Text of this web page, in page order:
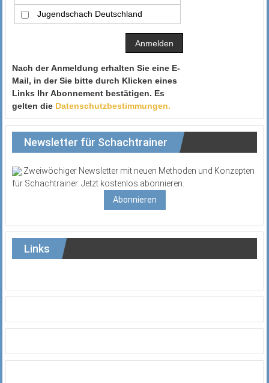
Jugendschach Deutschland
Nach der Anmeldung erhalten Sie eine E-
Mail, in der Sie bitte durch Klicken eines
Links Ihr Abonnement bestätigen. Es
gelten die Datenschutzbestimmungen.
Newsletter für Schachtrainer
Zweiwöchiger Newsletter mit neuen Methoden und Konzepten
für Schachtrainer. Jetzt kostenlos abonnieren.
Abonnieren
Links